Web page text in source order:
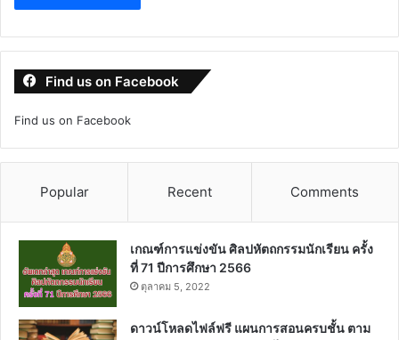
Find us on Facebook
Find us on Facebook
Popular Recent Comments
เกณฑ์การแข่งขัน ศิลปหัตถกรรมนักเรียน ครั้ง
ที่ 71 ปีการศึกษา 2566
ตุลาคม 5, 2022
ดาวน์โหลดไฟล์ฟรี แผนการสอนครบชั้น ตาม